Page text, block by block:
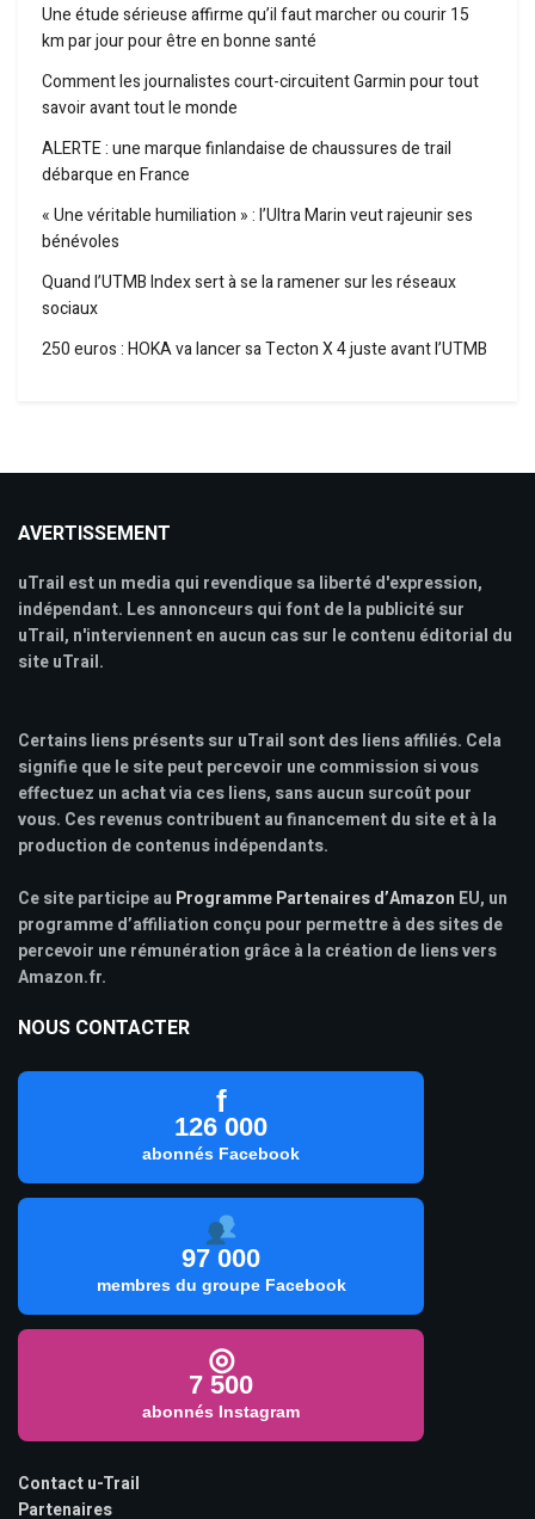
Une étude sérieuse affirme qu’il faut marcher ou courir 15
km par jour pour être en bonne santé
Comment les journalistes court-circuitent Garmin pour tout
savoir avant tout le monde
ALERTE : une marque finlandaise de chaussures de trail
débarque en France
« Une véritable humiliation » : l’Ultra Marin veut rajeunir ses
bénévoles
Quand l’UTMB Index sert à se la ramener sur les réseaux
sociaux
250 euros : HOKA va lancer sa Tecton X 4 juste avant l’UTMB
AVERTISSEMENT
uTrail est un media qui revendique sa liberté d'expression,
indépendant. Les annonceurs qui font de la publicité sur
uTrail, n'interviennent en aucun cas sur le contenu éditorial du
site uTrail.
Certains liens présents sur uTrail sont des liens affiliés. Cela
signifie que le site peut percevoir une commission si vous
effectuez un achat via ces liens, sans aucun surcoût pour
vous. Ces revenus contribuent au financement du site et à la
production de contenus indépendants.
Ce site participe au Programme Partenaires d’Amazon EU, un
programme d’affiliation conçu pour permettre à des sites de
percevoir une rémunération grâce à la création de liens vers
Amazon.fr.
NOUS CONTACTER
f
126 000
abonnés Facebook
97 000
membres du groupe Facebook
◎
7 500
abonnés Instagram
Contact u-Trail
Partenaires